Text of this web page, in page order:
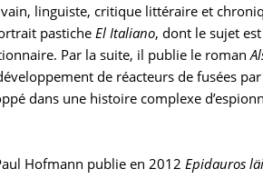
linguiste, critique littéraire et
pastiche El Italiano, dont le sujet
Par la suite, il publie le roman
de réacteurs de fusées
dans une histoire complexe
Hofmann publie en 2012 Epidauros